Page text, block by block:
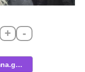
+ -
https://www.zmna.ge/news/itsoda-gachumeb...